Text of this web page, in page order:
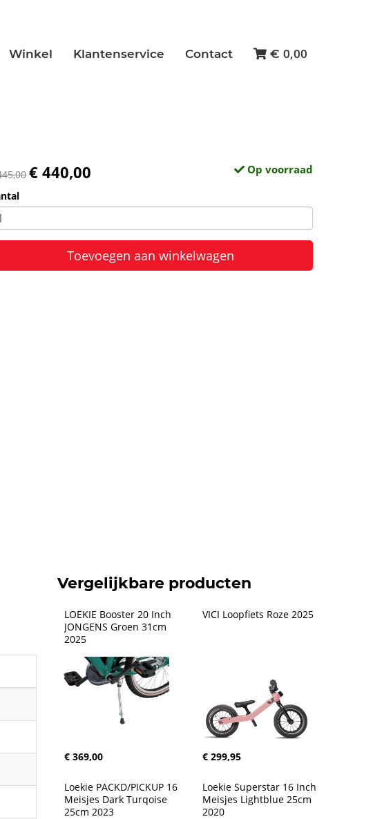
Winkel Klantenservice Contact € 0,00
€ 440,00 Op voorraad
Toevoegen aan winkelwagen
Vergelijkbare producten
LOEKIE Booster 20 Inch
JONGENS Groen 31cm
2025
€ 369,00
VICI Loopfiets Roze 2025
€ 299,95
Loekie PACKD/PICKUP 16
Meisjes Dark Turqoise
25cm 2023
Loekie Superstar 16 Inch
Meisjes Lightblue 25cm
2020